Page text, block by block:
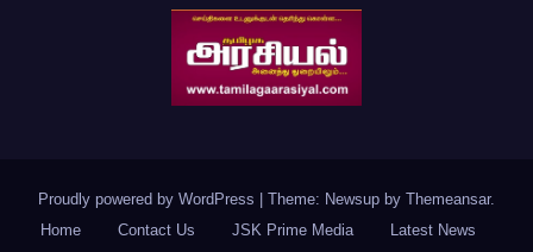
Proudly powered by WordPress Theme: Newsup by Themeansar.
Home
Contact Us JSK Prime Media Latest News